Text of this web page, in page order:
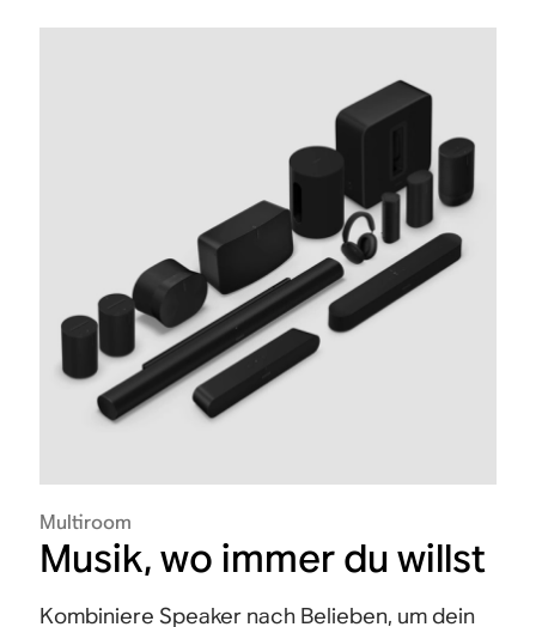
Multiroom
Musik, wo immer du willst
Kombiniere Speaker nach Belieben, um dein